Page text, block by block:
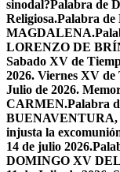
sinodal?Palabra de
Religiosa.Palabra de
MAGDALENA.
LORENZO DE
Sabado XV de
2026. Viernes XV
Julio de 2026.
CARMEN.Palabra
BUENAVENTURA,
injusta la
14 de julio 2026.
DOMINGO XV